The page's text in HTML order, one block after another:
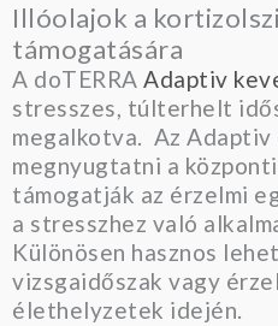
Illóolajok a
támogatására
A doTERRA Adaptiv
stresszes, túlterhelt
megalkotva. Az
megnyugtatni a
támogatják az érzelmi
a stresszhez való
Különösen hasznos
vizsgaidőszak vagy
élethelyzetek idején.